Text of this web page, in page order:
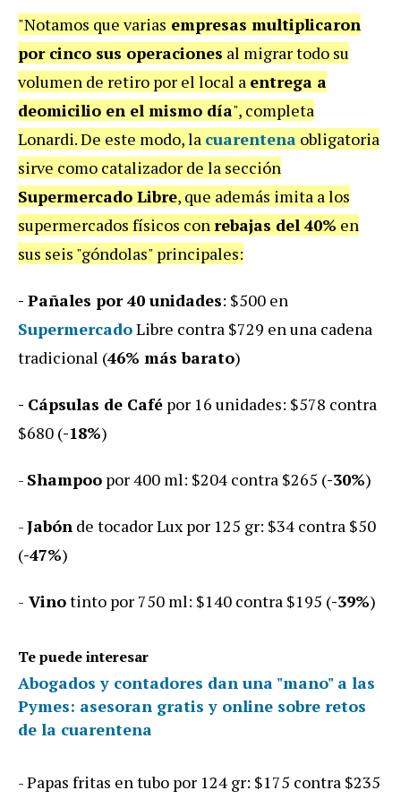
"Notamos que varias empresas multiplicaron
por cinco sus operaciones al migrar todo su
volumen de retiro por el local a entrega a
deomicilio en el mismo día", completa
Lonardi. De este modo, la cuarentena obligatoria
sirve como catalizador de la sección
Supermercado Libre, que además imita a los
supermercados físicos conrebajas del 40% en
sus seis "góndolas" principales:
- Pañales por 40 unidades: $500 en
SupermercadoLibre contra $729 en una cadena
tradicional (46% más barato)
- Cápsulas de Café por 16 unidades: $578 contra
$680 (-18%)
- Shampoo por 400 ml: $204 contra $265 (-30%)
-Jabón de tocador Lux por 125 gr: $34 contra $50
(-47%)
- Vinotinto por 750 ml: $140 contra $195 (-39%)
Te puede interesar
Abogados y contadores dan una "mano" a las
Pymes: asesoran gratis y online sobre retos
de la cuarentena
- Papas fritas en tubo por 124 gr: $175 contra $235